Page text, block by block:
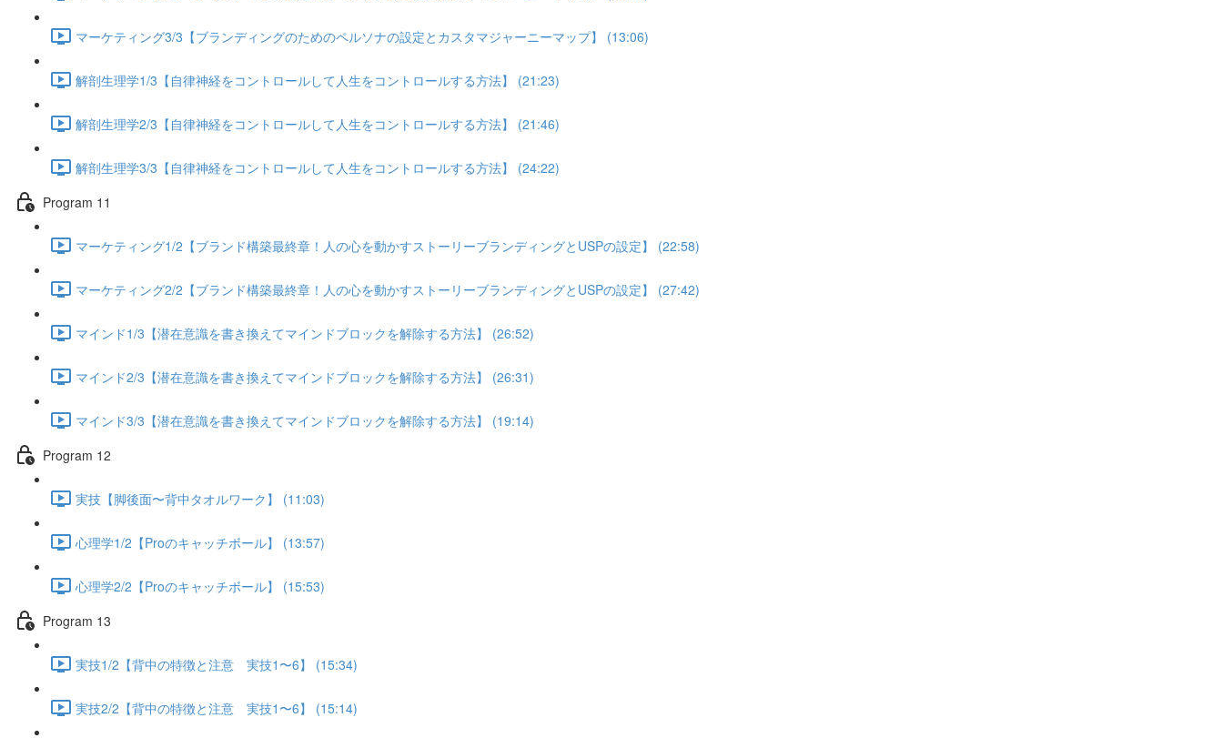
マーケティング3/3【ブランディングのためのペルソナの設定とカスタマジャーニーマップ】 (13:06)
解剖生理学1/3【自律神経をコントロールして人生をコントロールする方法】 (21:23)
解剖生理学2/3【自律神経をコントロールして人生をコントロールする方法】 (21:46)
解剖生理学3/3【自律神経をコントロールして人生をコントロールする方法】 (24:22)
Program 11
マーケティング1/2【ブランド構築最終章！人の心を動かすストーリーブランディングとUSPの設定】 (22:58)
マーケティング2/2【ブランド構築最終章！人の心を動かすストーリーブランディングとUSPの設定】 (27:42)
マインド1/3【潜在意識を書き換えてマインドブロックを解除する方法】 (26:52)
マインド2/3【潜在意識を書き換えてマインドブロックを解除する方法】 (26:31)
マインド3/3【潜在意識を書き換えてマインドブロックを解除する方法】 (19:14)
Program 12
実技【脚後面〜背中タオルワーク】 (11:03)
心理学1/2【Proのキャッチボール】 (13:57)
心理学2/2【Proのキャッチボール】 (15:53)
Program 13
実技1/2【背中の特徴と注意 実技1〜6】 (15:34)
実技2/2【背中の特徴と注意 実技1〜6】 (15:14)